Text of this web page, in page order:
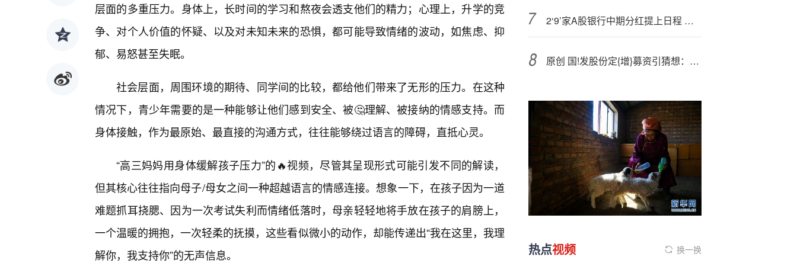
层面的多重压力。身体上，长时间的学习和熬夜会透支他们的精力；心理上，升学的竞
争、对个人价值的怀疑、以及对未知未来的恐惧，都可能导致情绪的波动，如焦虑、抑
郁、易怒甚至失眠。
社会层面，周围环境的期待、同学间的比较，都给他们带来了无形的压力。在这种
情况下，青少年需要的是一种能够让他们感到安全、被🤔理解、被接纳的情感支持。而
身体接触，作为最原始、最直接的沟通方式，往往能够绕过语言的障碍，直抵心灵。
“高三妈妈用身体缓解孩子压力”的🔥视频，尽管其呈现形式可能引发不同的解读，
但其核心往往指向母子/母女之间一种超越语言的情感连接。想象一下，在孩子因为一道
难题抓耳挠腮、因为一次考试失利而情绪低落时，母亲轻轻地将手放在孩子的肩膀上，
一个温暖的拥抱，一次轻柔的抚摸，这些看似微小的动作，却能传递出“我在这里，我理
解你，我支持你”的无声信息。
2‘9’家A股银行中期分红提上日程 六大行合计拟派发超2000亿元“大红包”
原创 国!发股份定{增}募资引猜想：加码“AI+健康”或跨界布局算力？
热点视频 换一换